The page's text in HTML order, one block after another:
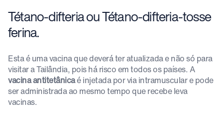
Tétano-difteria ou Tétano-difteria-tosse
ferina.
Esta é uma vacina que deverá ter atualizada e não só para
visitar a Tailândia, pois há risco em todos os países. A
vacina antitetânicaé injetada por via intramuscular e pode
ser administrada ao mesmo tempo que recebe leva
vacinas.